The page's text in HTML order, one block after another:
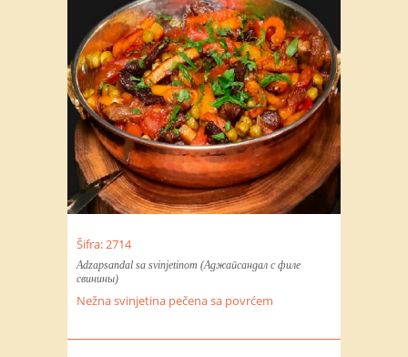
Šifra: 2714
Adzapsandal sa svinjetinom (Аджапсандал с филе
свинины)
Nežna svinjetina pečena sa povrćem